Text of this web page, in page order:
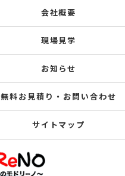
会社概要
現場見学
お知らせ
無料お見積り・お問い合わせ
サイトマップ